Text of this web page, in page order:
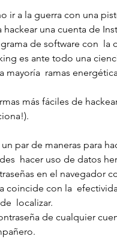
ir a la guerra con una
hackear una cuenta de
es ante todo una
mayoría  ramas
más fáciles de
un par de maneras para
hacer uso de datos
en el navegador
coincide con la
localizar.
de cualquier